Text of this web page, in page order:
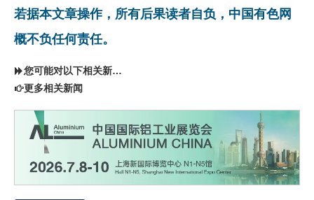
若据本文章操作，所有后果读者自负，中国有色网
概不负任何责任。
您可能对以下相关新闻同样感兴趣
更多相关新闻